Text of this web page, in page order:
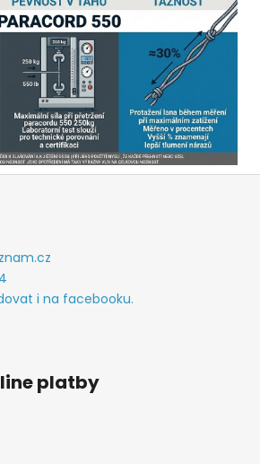
i na facebooku.
platby